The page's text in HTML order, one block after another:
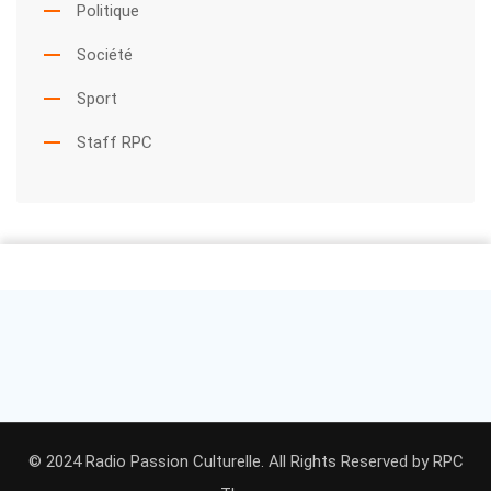
Politique
Société
Sport
Staff RPC
© 2024 Radio Passion Culturelle. All Rights Reserved by RPC